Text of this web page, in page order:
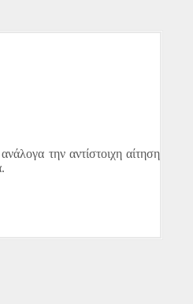
την αντίστοιχη αίτηση